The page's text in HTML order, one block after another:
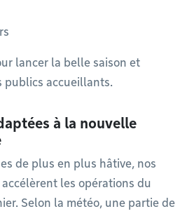
lancer la belle saison et
publics accueillants.
à la nouvelle
de plus en plus hâtive, nos
les opérations du
Selon la météo, une partie de